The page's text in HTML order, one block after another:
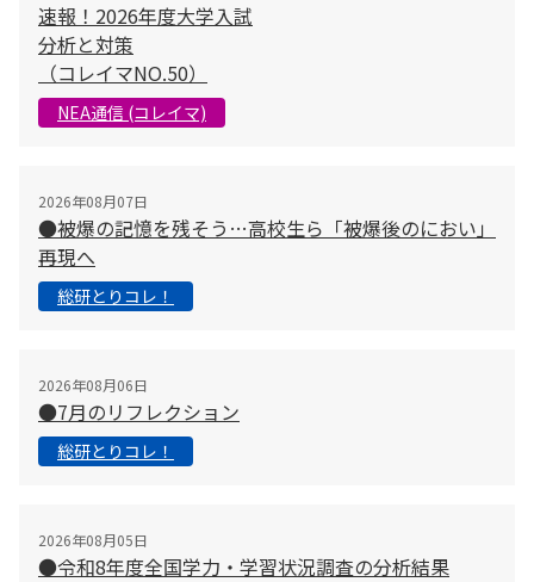
速報！2026年度大学入試
分析と対策
（コレイマNO.50）
NEA通信 (コレイマ)
2026年08月07日
●被爆の記憶を残そう…高校生ら「被爆後のにおい」
再現へ
総研とりコレ！
2026年08月06日
●7月のリフレクション
総研とりコレ！
2026年08月05日
●令和8年度全国学力・学習状況調査の分析結果